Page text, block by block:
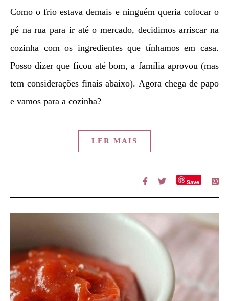
Como o frio estava demais e ninguém queria colocar o
pé na rua para ir até o mercado, decidimos arriscar na
cozinha com os ingredientes que tínhamos em casa.
Posso dizer que ficou até bom, a família aprovou (mas
tem considerações finais abaixo). Agora chega de papo
e vamos para a cozinha?
LER MAIS
Save